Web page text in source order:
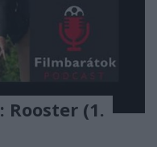
Rooster (1.